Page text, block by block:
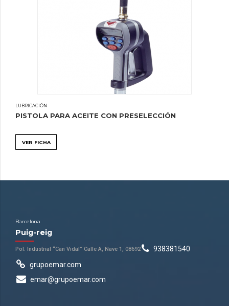
LUBRICACIÓN
PISTOLA PARA ACEITE CON PRESELECCIÓN
VER FICHA
Barcelona
Puig-reig
Pol. Industrial “Can Vidal” Calle A, Nave 1, 08692
938381540
grupoemar.com
emar@grupoemar.com